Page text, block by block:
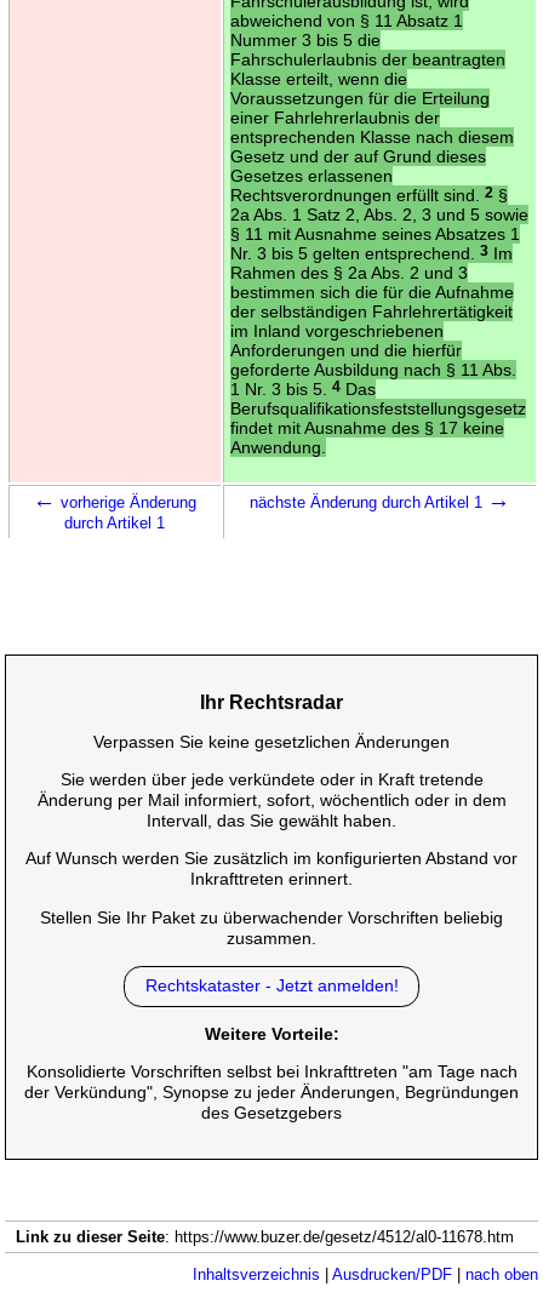
abweichend von § 11 Absatz 1
Nummer 3 bis 5 die
Fahrschulerlaubnis der beantragten
Klasse erteilt, wenn die
Voraussetzungen für die Erteilung
einer Fahrlehrerlaubnis der
entsprechenden Klasse nach diesem
Gesetz und der auf Grund dieses
Gesetzes erlassenen
Rechtsverordnungen erfüllt sind.
2§
2a Abs. 1 Satz 2, Abs. 2, 3 und 5 sowie
§ 11 mit Ausnahme seines Absatzes 1
Nr. 3 bis 5 gelten entsprechend.
3Im
Rahmen des § 2a Abs. 2 und 3
bestimmen sich die für die Aufnahme
der selbständigen Fahrlehrertätigkeit
im Inland vorgeschriebenen
Anforderungen und die hierfür
geforderte Ausbildung nach § 11 Abs.
1 Nr. 3 bis 5.
4Das
Berufsqualifikationsfeststellungsgesetz
findet mit Ausnahme des § 17 keine
Anwendung.
← vorherige Änderung
durch Artikel 1
nächste Änderung durch Artikel 1 →
Ihr Rechtsradar
Verpassen Sie keine gesetzlichen Änderungen
Sie werden über jede verkündete oder in Kraft tretende
Änderung per Mail informiert, sofort, wöchentlich oder in dem
Intervall, das Sie gewählt haben.
Auf Wunsch werden Sie zusätzlich im konfigurierten Abstand vor
Inkrafttreten erinnert.
Stellen Sie Ihr Paket zu überwachender Vorschriften beliebig
zusammen.
Rechtskataster - Jetzt anmelden!
Weitere Vorteile:
Konsolidierte Vorschriften selbst bei Inkrafttreten "am Tage nach
der Verkündung", Synopse zu jeder Änderungen, Begründungen
des Gesetzgebers
Link zu dieser Seite: https://www.buzer.de/gesetz/4512/al0-11678.htm
Inhaltsverzeichnis Ausdrucken/PDF| nach oben